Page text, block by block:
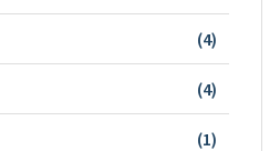
(4)
(4)
(1)